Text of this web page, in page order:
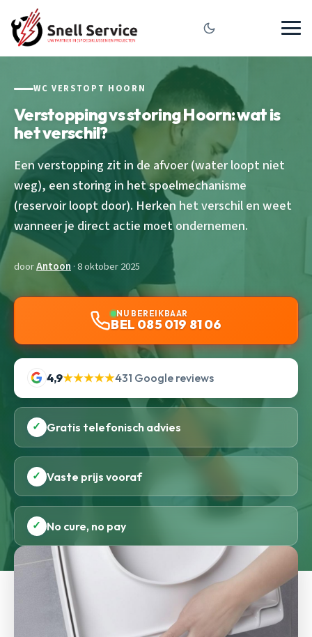
WC VERSTOPT HOORN
Verstopping vs storing Hoorn: wat is
het verschil?
Een verstopping zit in de afvoer (water loopt niet
weg), een storing in het spoelmechanisme
(reservoir loopt door). Herken het verschil en weet
wanneer je direct actie moet ondernemen.
doorAntoon · 8 oktober 2025
NU BEREIKBAAR
BEL 085 019 81 06
4,9★★★★★431 Google reviews
✓ Gratis telefonisch advies
✓ Vaste prijs vooraf
✓ No cure, no pay